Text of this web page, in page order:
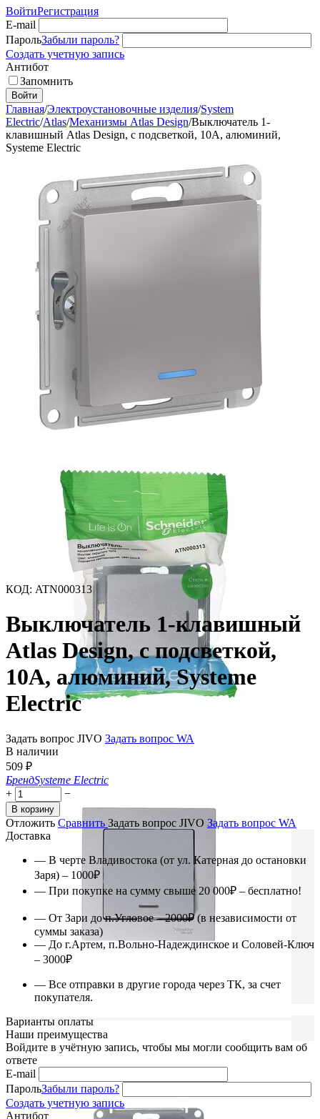
ВойтиРегистрация
E-mail
ПарольЗабыли пароль?
Создать учетную запись
Антибот
Запомнить
Войти
Главная/Электроустановочные изделия/System
Electric/Atlas/Механизмы Atlas Design/Выключатель 1-
клавишный Atlas Design, с подсветкой, 10A, алюминий,
Systeme Electric
КОД: ATN000313
Выключатель 1-клавишный
Atlas Design, с подсветкой,
10A, алюминий, Systeme
Electric
Задать вопрос JIVO Задать вопрос WA
В наличии
509 ₽
БрендSysteme Electric
+
−
В корзину
Отложить Сравнить Задать вопрос JIVO Задать вопрос WA
Доставка
— В черте Владивостока (от ул. Катерная до остановки
Заря) – 1000₽
— При покупке на сумму свыше 20 000₽ – бесплатно!
— От Зари до п.Угловое – 2000₽ (в независимости от
суммы заказа)
— До г.Артем, п.Вольно-Надеждинское и Соловей-Ключ
– 3000₽
— Все отправки в другие города через ТК, за счет
покупателя.
Варианты оплаты
Наши преимущества
Войдите в учётную запись, чтобы мы могли сообщить вам об
ответе
E-mail
ПарольЗабыли пароль?
Создать учетную запись
Антибот